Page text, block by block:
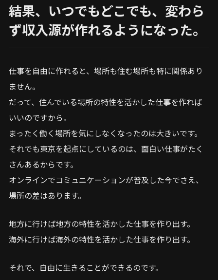
結果、いつでもどこでも、変わら
ず収入源が作れるようになった。
仕事を自由に作れると、場所も住む場所も特に関係あり
ません。
だって、住んでいる場所の特性を活かした仕事を作れば
いいのですから。
まったく働く場所を気にしなくなったのは大きいです。
それでも東京を起点にしているのは、面白い仕事がたく
さんあるからです。
オンラインでコミュニケーションが普及した今でさえ、
場所の差はあります。
地方に行けば地方の特性を活かした仕事を作り出す。
海外に行けば海外の特性を活かした仕事を作り出す。
それで、自由に生きることができるのです。